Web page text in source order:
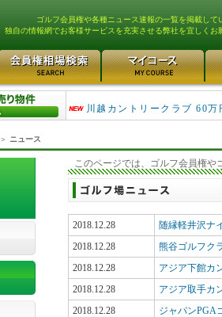
ゴルフ会員権や各種ニュース速報の一覧を掲載して
独自の情報網でお客様サービスを充実させる弊社を宜しくお
津久井湖ゴルフ倶楽部 80万
川越カントリークラブ 60万
＞ ニュース
このページでは、ゴルフ会員権や
2018.12.28
随縁軽井沢ナ
2018.12.28
熊谷ゴルフク
2018.12.28
アジア下館カ
2018.12.28
アジア取手カ
2018.12.28
ジャパンPGA